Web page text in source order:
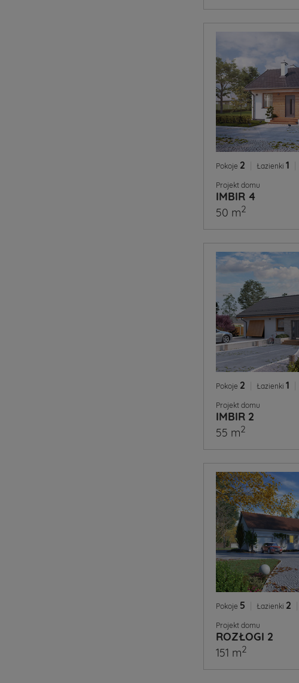
Pokoje 2 Łazienki 1
Projekt domu
IMBIR 4
50 m2
Pokoje 2 Łazienki 1
Projekt domu
IMBIR 2
55 m2
Pokoje 5 Łazienki 2
Projekt domu
ROZŁOGI 2
151 m2